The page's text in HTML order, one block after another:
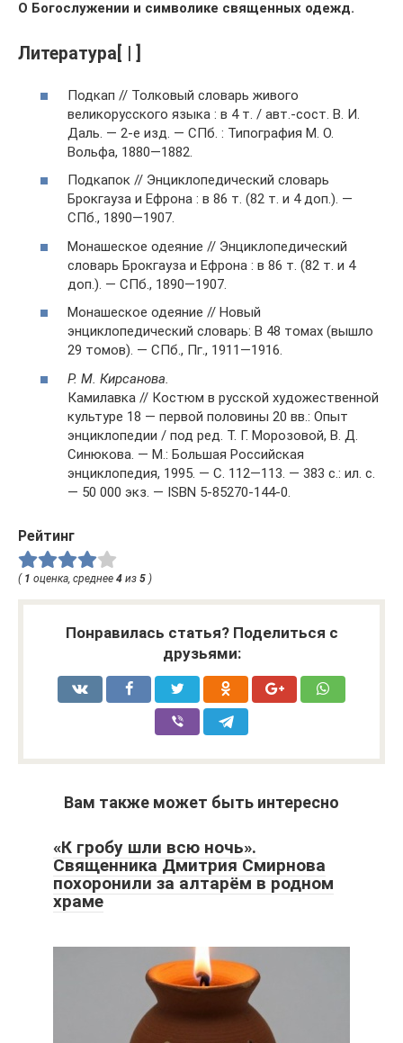
О Богослужении и символике священных одежд.
Литература[ | ]
Подкап // Толковый словарь живого
великорусского языка : в 4 т. / авт.-сост. В. И.
Даль. — 2-е изд. — СПб. : Типография М. О.
Вольфа, 1880—1882.
Подкапок // Энциклопедический словарь
Брокгауза и Ефрона : в 86 т. (82 т. и 4 доп.). —
СПб., 1890—1907.
Монашеское одеяние // Энциклопедический
словарь Брокгауза и Ефрона : в 86 т. (82 т. и 4
доп.). — СПб., 1890—1907.
Монашеское одеяние // Новый
энциклопедический словарь: В 48 томах (вышло
29 томов). — СПб., Пг., 1911—1916.
Р. М. Кирсанова.
Камилавка // Костюм в русской художественной
культуре 18 — первой половины 20 вв.: Опыт
энциклопедии / под ред. Т. Г. Морозовой, В. Д.
Синюкова. — М.: Большая Российская
энциклопедия, 1995. — С. 112—113. — 383 с.: ил. с.
— 50 000 экз. — ISBN 5-85270-144-0.
Рейтинг
( 1 оценка, среднее 4 из 5 )
Понравилась статья? Поделиться с
друзьями:
Вам также может быть интересно
«К гробу шли всю ночь».
Священника Дмитрия Смирнова
похоронили за алтарём в родном
храме